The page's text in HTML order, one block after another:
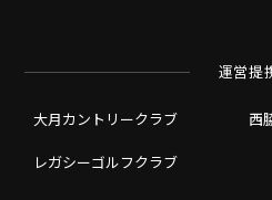
運営提
大月カントリークラブ 西
レガシーゴルフクラブ